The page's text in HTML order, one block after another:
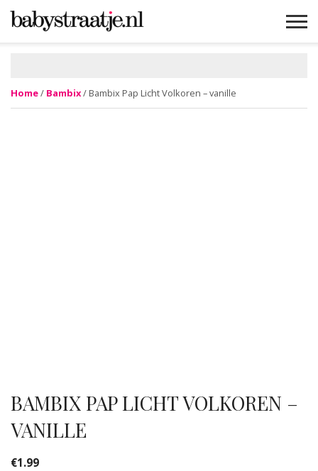
Home/ Bambix/ Bambix Pap Licht Volkoren – vanille
BAMBIX PAP LICHT VOLKOREN –
VANILLE
€1.99